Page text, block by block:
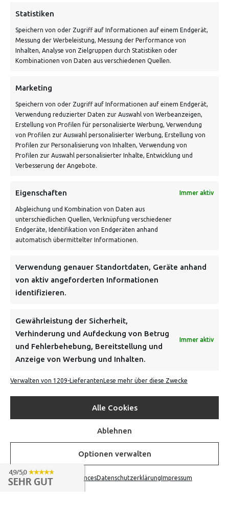
Statistiken
Speichern von oder Zugriff auf Informationen auf einem Endgerät,
Messung der Werbeleistung, Messung der Performance von
Inhalten, Analyse von Zielgruppen durch Statistiken oder
Kombinationen von Daten aus verschiedenen Quellen.
Marketing
Speichern von oder Zugriff auf Informationen auf einem Endgerät,
Verwendung reduzierter Daten zur Auswahl von Werbeanzeigen,
Erstellung von Profilen für personalisierte Werbung, Verwendung
von Profilen zur Auswahl personalisierter Werbung, Erstellung von
Profilen zur Personalisierung von Inhalten, Verwendung von
Profilen zur Auswahl personalisierter Inhalte, Entwicklung und
Verbesserung der Angebote.
Eigenschaften Immer aktiv
Abgleichung und Kombination von Daten aus
unterschiedlichen Quellen, Verknüpfung verschiedener
Endgeräte, Identifikation von Endgeräten anhand
automatisch übermittelter Informationen.
Verwendung genauer Standortdaten, Geräte anhand
von aktiv angeforderten Informationen
identifizieren.
Gewährleistung der Sicherheit,
Verhinderung und Aufdeckung von Betrug
und Fehlerbehebung, Bereitstellung und
Anzeige von Werbung und Inhalten.
Immer aktiv
Verwalten von 1209-LieferantenLese mehr über diese Zwecke
Alle Cookies
Ablehnen
Optionen verwalten
Opt-out preferencesDatenschutzerklärungImpressum
ADRESSE
Von Tiling GmbH
Bahnhofstraße 3, 06268 Nemsdorf-Göhrendorf
Kontakt: Mo - Fr von 10:00 bis 18:00 Uhr
info@vontiling.de
Schnell und grün versendet:
VERSANDKOSTENHINWEIS:
NEWSLETTER
Danke, deine Registrierung war erfolgreich! Bitte prüfe
dein E-Mail-Konto für die Bestätigung.
FOLGE UNS
BEZAHLEN & BESTELLEN